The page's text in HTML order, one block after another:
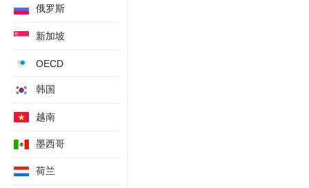
澳洲联储会议纪要
DEEWR熟练工职位空缺指数
出口物价指数年率
季调后私营营建许可年率
营建完工年率
俄罗斯
新加坡
OECD
韩国
越南
墨西哥
荷兰